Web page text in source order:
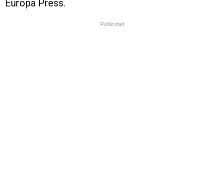
Europa Press.
Publicidad